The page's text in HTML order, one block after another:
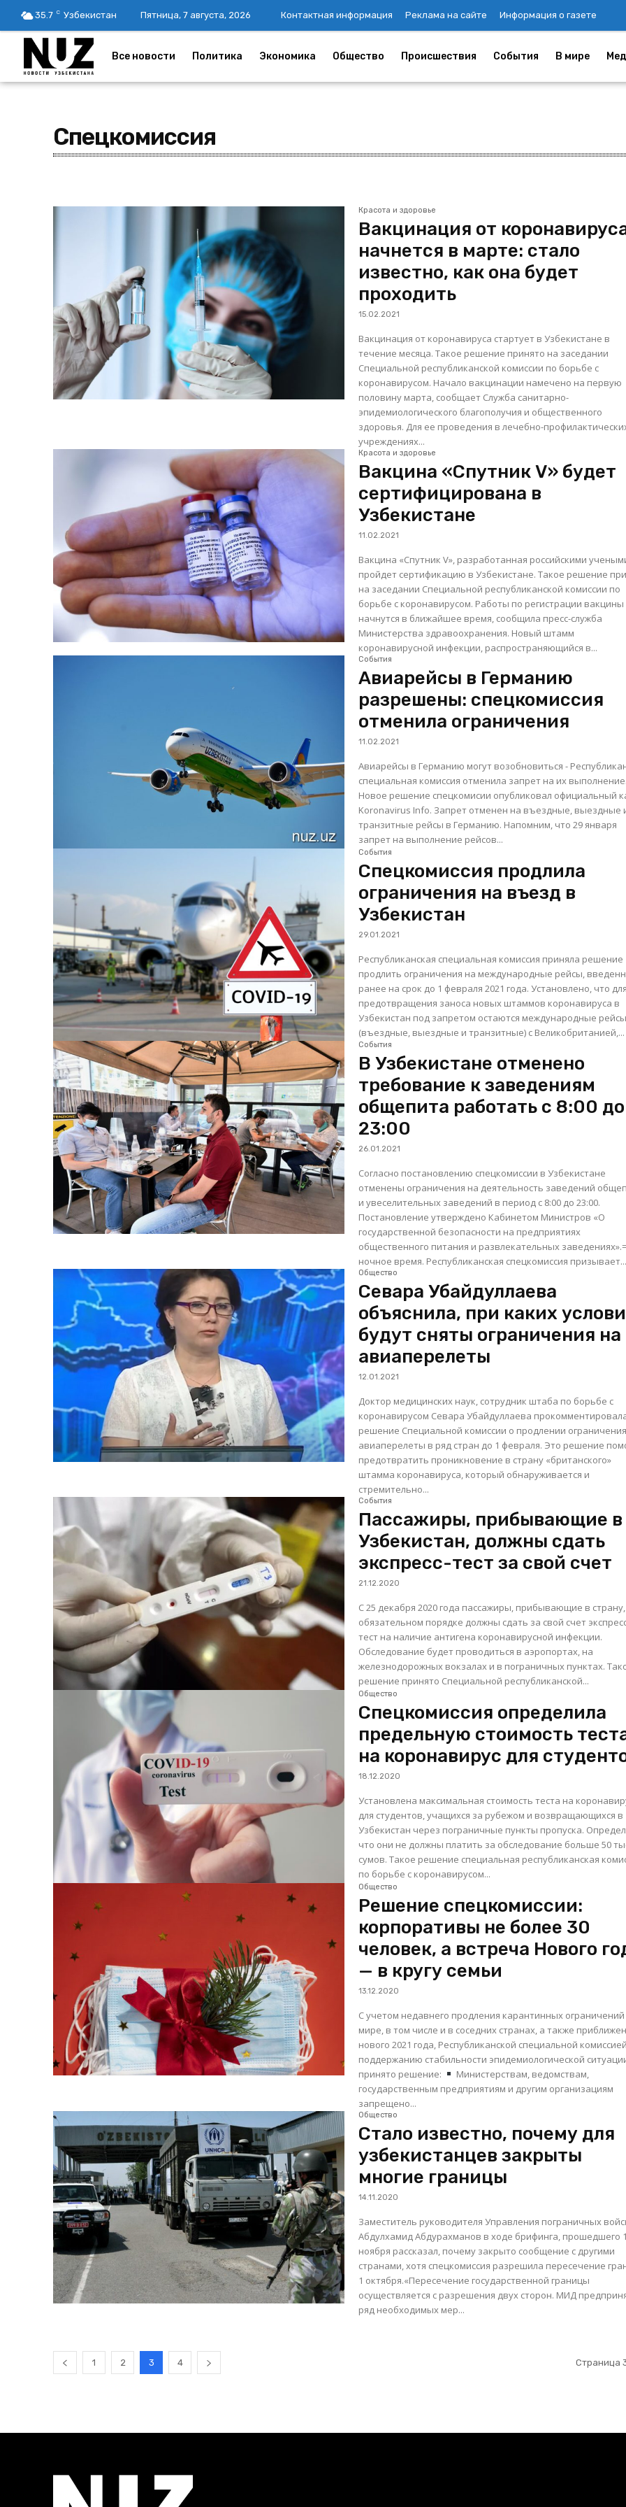
35.7 C Узбекистан Пятница, 7 августа, 2026 Контактная информация Реклама на сайте Информация о газете
Все новости Политика Экономика Общество Происшествия События В мире
Спецкомиссия
Красота и здоровье
Вакцинация от
начнется в марте: стало
известно, как она будет
проходить
15.02.2021
Вакцинация от коронавируса стартует в Узбекистане в
течение месяца. Такое решение принято на заседании
Специальной республиканской комиссии по борьбе с
коронавирусом. Начало вакцинации намечено на первую
половину марта, сообщает Служба санитарно-
эпидемиологического благополучия и общественного
здоровья. Для ее проведения в лечебно-профилактических
учреждениях...
Красота и здоровье
Вакцина «Спутник V» будет
сертифицирована в
Узбекистане
11.02.2021
Вакцина «Спутник V», разработанная российскими
пройдет сертификацию в Узбекистане. Такое решение
на заседании Специальной республиканской комиссии по
борьбе с коронавирусом. Работы по регистрации вакцины
начнутся в ближайшее время, сообщила пресс-служба
Министерства здравоохранения. Новый штамм
коронавирусной инфекции, распространяющийся в...
События
Авиарейсы в Германию
разрешены: спецкомиссия
отменила ограничения
11.02.2021
Авиарейсы в Германию могут возобновиться -
специальная комиссия отменила запрет на их выполнение.
Новое решение спецкомисии опубликовал официальный
Koronavirus Info. Запрет отменен на въездные, выездные
транзитные рейсы в Германию. Напомним, что 29 января
запрет на выполнение рейсов...
События
Спецкомиссия продлила
ограничения на въезд в
Узбекистан
29.01.2021
Республиканская специальная комиссия приняла решение
продлить ограничения на международные рейсы,
ранее на срок до 1 февраля 2021 года. Установлено, что для
предотвращения заноса новых штаммов коронавируса в
Узбекистан под запретом остаются международные рейсы
(въездные, выездные и транзитные) с Великобританией,...
События
В Узбекистане отменено
требование к заведениям
общепита работать с 8:00 до
23:00
26.01.2021
Согласно постановлению спецкомиссии в Узбекистане
отменены ограничения на деятельность заведений
и увеселительных заведений в период с 8:00 до 23:00.
Постановление утверждено Кабинетом Министров «О
государственной безопасности на предприятиях
общественного питания и развлекательных
ночное время. Республиканская спецкомиссия призывает...
Общество
Севара Убайдуллаева
объяснила, при каких
будут сняты ограничения на
авиаперелеты
12.01.2021
Доктор медицинских наук, сотрудник штаба по борьбе с
коронавирусом Севара Убайдуллаева
решение Специальной комиссии о продлении
авиаперелеты в ряд стран до 1 февраля. Это решение поможет
предотвратить проникновение в страну «британского»
штамма коронавируса, который обнаруживается и
стремительно...
События
Пассажиры, прибывающие в
Узбекистан, должны сдать
экспресс-тест за свой счет
21.12.2020
С 25 декабря 2020 года пассажиры, прибывающие в
обязательном порядке должны сдать за свой счет
тест на наличие антигена коронавирусной инфекции.
Обследование будет проводиться в аэропортах, на
железнодорожных вокзалах и в пограничных пунктах. Такое
решение принято Специальной республиканской...
Общество
Спецкомиссия определила
предельную стоимость
на коронавирус для
18.12.2020
Установлена максимальная стоимость теста на
для студентов, учащихся за рубежом и возвращающихся в
Узбекистан через пограничные пункты пропуска.
что они не должны платить за обследование больше 50
сумов. Такое решение специальная республиканская комиссия
по борьбе с коронавирусом...
Общество
Решение спецкомиссии:
корпоративы не более 30
человек, а встреча Нового
— в кругу семьи
13.12.2020
С учетом недавнего продления карантинных ограничений
мире, в том числе и в соседних странах, а также
нового 2021 года, Республиканской специальной
поддержанию стабильности эпидемиологической
принято решение:
Министерствам, ведомствам,
государственным предприятиям и другим организациям
запрещено...
Общество
Стало известно, почему для
узбекистанцев закрыты
многие границы
14.11.2020
Заместитель руководителя Управления пограничных
Абдулхамид Абдурахманов в ходе брифинга, прошедшего
ноября рассказал, почему закрыто сообщение с другими
странами, хотя спецкомиссия разрешила пересечение
1 октября.«Пересечение государственной границы
осуществляется с разрешения двух сторон. МИД
ряд необходимых мер...
1 2 3 4 Страница